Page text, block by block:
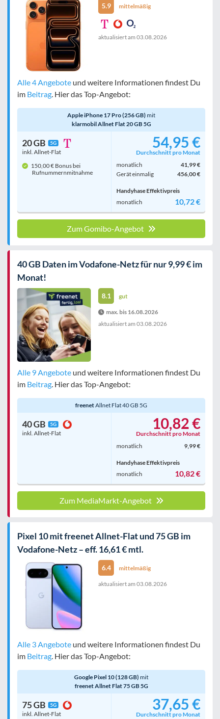
5.9 mittelmäßig
aktualisiert am 03.08.2026
Alle 4 Angebote und weitere Informationen findest Du
im Beitrag. Hier das Top-Angebot:
Apple iPhone 17 Pro (256 GB) mit
klarmobil Allnet Flat 20 GB 5G
20 GB 5G
inkl. Allnet-Flat
150,00 € Bonus bei
Rufnummern­mitnahme
54,95 €
Durchschnitt pro Monat
monatlich
41,99 €
Gerät einmalig
456,00 €
Handyhase Effektivpreis
monatlich
10,72 €
Zum Gomibo-Angebot
40 GB Daten im Vodafone-Netz für nur 9,99 € im
Monat!
8.1 gut
max. bis 16.08.2026
aktualisiert am 03.08.2026
Alle 9 Angebote und weitere Informationen findest Du
im Beitrag. Hier das Top-Angebot:
freenetAllnet Flat 40 GB 5G
40 GB 5G
inkl. Allnet-Flat
10,82 €
Durchschnitt pro Monat
monatlich
9,99 €
Handyhase Effektivpreis
monatlich
10,82 €
Zum MediaMarkt-Angebot
Pixel 10 mit freenet Allnet-Flat und 75 GB im
Vodafone-Netz – eff. 16,61 € mtl.
6.4 mittelmäßig
aktualisiert am 03.08.2026
Alle 3 Angebote und weitere Informationen findest Du
im Beitrag. Hier das Top-Angebot:
Google Pixel 10 (128 GB) mit
freenet Allnet Flat 75 GB 5G
75 GB 5G
inkl. Allnet-Flat
37,65 €
Durchschnitt pro Monat